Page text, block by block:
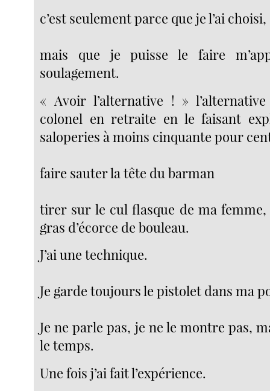
c’est seulement parce que je l’ai choisi,
mais que je puisse le faire
soulagement.
« Avoir l’alternative ! »
colonel en retraite en le faisant
saloperies à moins cinquante pour
faire sauter la tête du barman
tirer sur le cul flasque de ma
gras d’écorce de bouleau.
J’ai une technique.
Je garde toujours le pistolet dans ma
Je ne parle pas, je ne le montre pas,
le temps.
Une fois j’ai fait l’expérience.